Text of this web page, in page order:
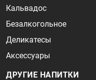
Кальвадос
Безалкогольное
Деликатесы
Аксессуары
ДРУГИЕ НАПИТКИ